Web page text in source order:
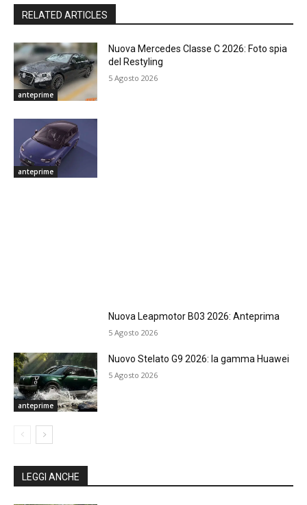
RELATED ARTICLES
anteprime
Nuova Mercedes Classe C 2026: Foto spia
del Restyling
5 Agosto 2026
anteprime
Nuova Leapmotor B03 2026: Anteprima
5 Agosto 2026
anteprime
Nuovo Stelato G9 2026: la gamma Huawei
5 Agosto 2026
LEGGI ANCHE